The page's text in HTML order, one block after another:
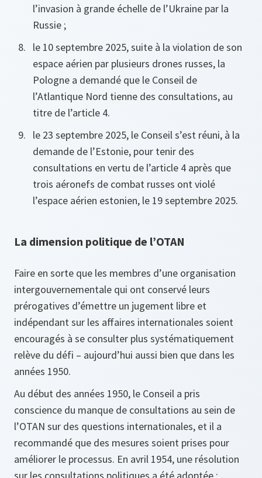
l’invasion à grande échelle de l’Ukraine par la
Russie ;
le 10 septembre 2025, suite à la violation de son
espace aérien par plusieurs drones russes, la
Pologne a demandé que le Conseil de
l’Atlantique Nord tienne des consultations, au
titre de l’article 4.
le 23 septembre 2025, le Conseil s’est réuni, à la
demande de l’Estonie, pour tenir des
consultations en vertu de l’article 4 après que
trois aéronefs de combat russes ont violé
l’espace aérien estonien, le 19 septembre 2025.
La dimension politique de l’OTAN
Faire en sorte que les membres d’une organisation
intergouvernementale qui ont conservé leurs
prérogatives d’émettre un jugement libre et
indépendant sur les affaires internationales soient
encouragés à se consulter plus systématiquement
relève du défi – aujourd’hui aussi bien que dans les
années 1950.
Au début des années 1950, le Conseil a pris
conscience du manque de consultations au sein de
l’OTAN sur des questions internationales, et il a
recommandé que des mesures soient prises pour
améliorer le processus. En avril 1954, une résolution